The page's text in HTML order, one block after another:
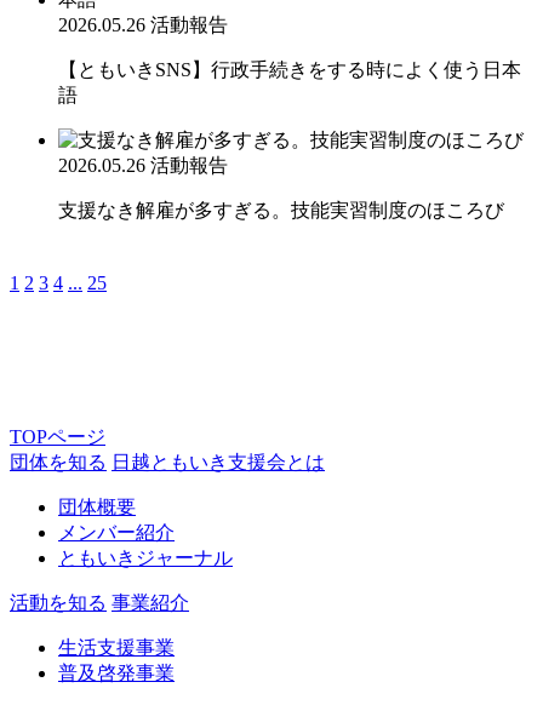
2026.05.26 活動報告
【ともいきSNS】行政手続きをする時によく使う日本
語
2026.05.26 活動報告
支援なき解雇が多すぎる。技能実習制度のほころび
1 2 3 4 ... 25
TOPページ
団体を知る 日越ともいき支援会とは
団体概要
メンバー紹介
ともいきジャーナル
活動を知る 事業紹介
生活支援事業
普及啓発事業